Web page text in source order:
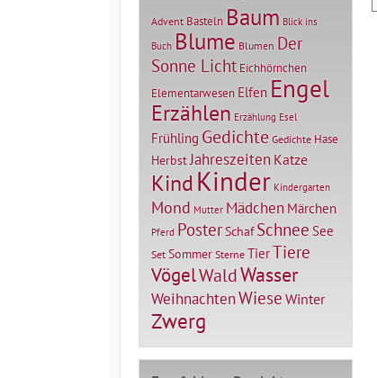
Advent Basteln Baum Blick ins
Buch Blume Blumen Der
Sonne Licht Eichhörnchen
Elementarwesen Elfen Engel
Erzählen Erzählung Esel
Frühling Gedichte Gedichte Hase
HerbstJahreszeiten Katze
KindKinder Kindergarten
Mond Mutter Mädchen Märchen
Pferd PosterSchaf Schnee See
Set Sommer Sterne TierTiere
VögelWaldWasser
WeihnachtenWiese Winter
Zwerg